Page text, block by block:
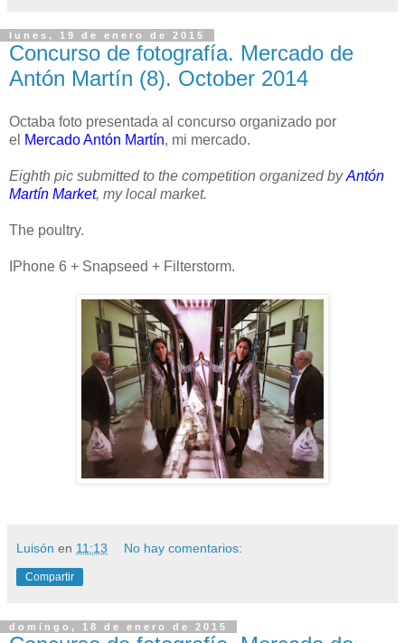
lunes, 19 de enero de 2015
Concurso de fotografía. Mercado de
Antón Martín (8). October 2014
Octaba foto presentada al concurso organizado por
el Mercado Antón Martín, mi mercado.
Eighth pic submitted to the competition organized byAntón
Martín Market, my local market.
The poultry.
IPhone 6 + Snapseed + Filterstorm.
Luisón en 11:13 No hay comentarios:
Compartir
domingo, 18 de enero de 2015